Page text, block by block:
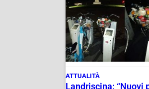
ATTUALITÀ
Landriscina: “Nuovi